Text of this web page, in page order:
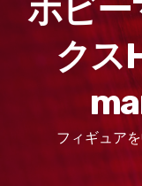
ホビー
クス
フィギュア